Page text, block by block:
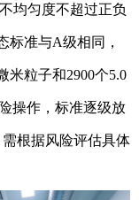
均匀度不超过正负
标准与A级相同，
米粒子和2900个5.0
操作，标准逐级放
根据风险评估具体